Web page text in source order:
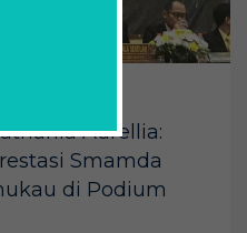
Aurellia:
Smamda
di Podium